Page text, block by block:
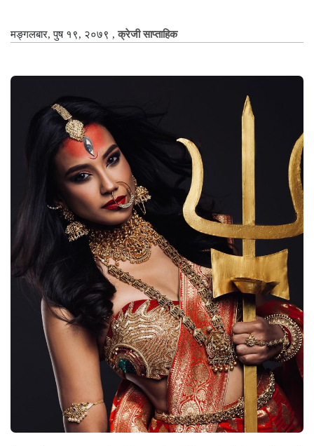
मङ्गलबार, पुष १९, २०७९ ,क्रेजी साप्ताहिक